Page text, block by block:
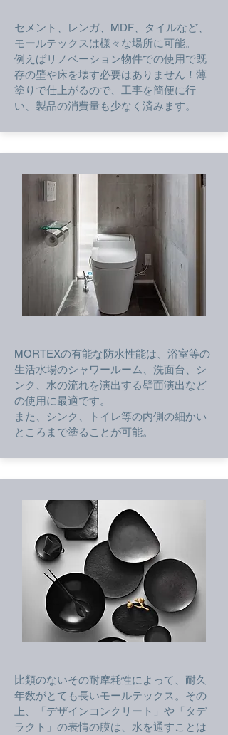
セメント、レンガ、MDF、タイルなど、
モールテックスは様々な場所に可能。
例えばリノベーション物件での使用で既
存の壁や床を壊す必要はありません！薄
塗りで仕上がるので、工事を簡便に行
い、製品の消費量も少なく済みます。
MORTEXの有能な防水性能は、浴室等の
生活水場のシャワールーム、洗面台、シ
ンク、水の流れを演出する壁面演出など
の使用に最適です。
また、シンク​、トイレ等の内側の細かい
ところまで塗ることが可能。
比類のないその耐摩耗性によって、耐久
年数がとても長いモールテックス。その
上、「デザインコンクリート」や「タデ
ラクト」の表情の膜は、水を通すことは